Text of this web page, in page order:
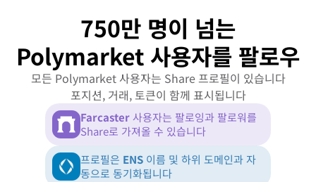
750만 명이 넘는
Polymarket 사용자를 팔로우
모든 Polymarket 사용자는 Share 프로필이 있습니다
포지션, 거래, 토큰이 함께 표시됩니다
Farcaster사용자는 팔로잉과 팔로워를
Share로 가져올 수 있습니다
프로필은 ENS 이름 및 하위 도메인과 자
동으로 동기화됩니다